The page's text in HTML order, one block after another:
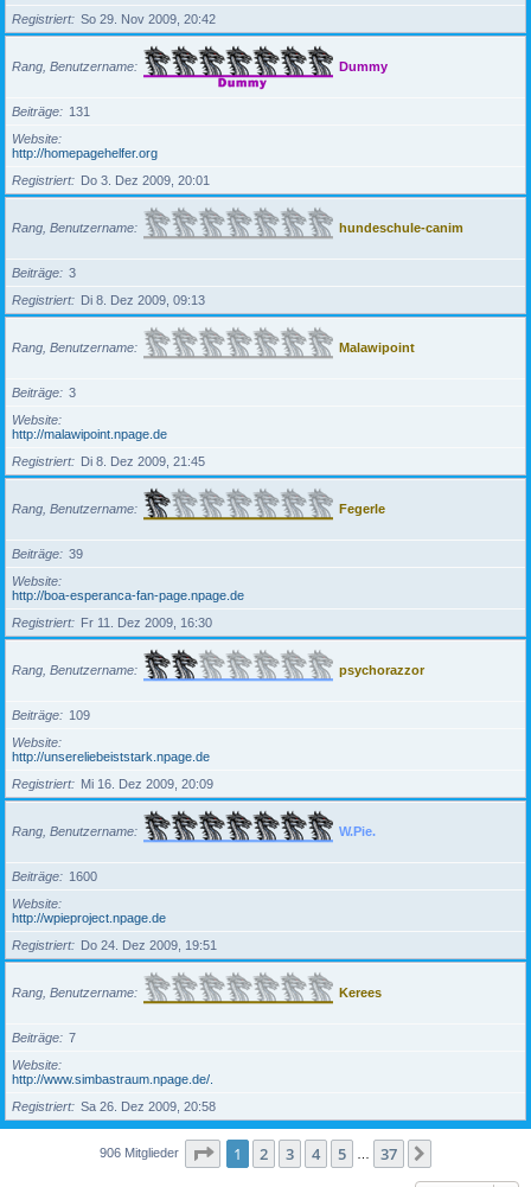
Registriert
So 29. Nov 2009, 20:42
Rang, Benutzername Dummy
Beiträge
131
Website
http://homepagehelfer.org
Registriert
Do 3. Dez 2009, 20:01
Rang, Benutzername hundeschule-canim
Beiträge
3
Registriert
Di 8. Dez 2009, 09:13
Rang, Benutzername Malawipoint
Beiträge
3
Website
http://malawipoint.npage.de
Registriert
Di 8. Dez 2009, 21:45
Rang, Benutzername Fegerle
Beiträge
39
Website
http://boa-esperanca-fan-page.npage.de
Registriert
Fr 11. Dez 2009, 16:30
Rang, Benutzername psychorazzor
Beiträge
109
Website
http://unsereliebeiststark.npage.de
Registriert
Mi 16. Dez 2009, 20:09
Rang, Benutzername W.Pie.
Beiträge
1600
Website
http://wpieproject.npage.de
Registriert
Do 24. Dez 2009, 19:51
Rang, Benutzername Kerees
Beiträge
7
Website
http://www.simbastraum.npage.de/.
Registriert
Sa 26. Dez 2009, 20:58
906 Mitglieder Seite 1von 37
1 2 3 4 5 37